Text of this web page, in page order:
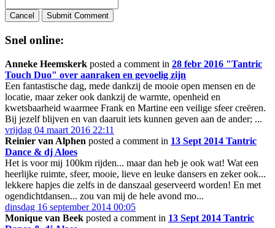
Cancel Submit Comment
Snel online:
Anneke Heemskerk posted a comment in 28 febr 2016 "Tantric
Touch Duo" over aanraken en gevoelig zijn
Een fantastische dag, mede dankzij de mooie open mensen en de
locatie, maar zeker ook dankzij de warmte, openheid en
kwetsbaarheid waarmee Frank en Martine een veilige sfeer creëren.
Bij jezelf blijven en van daaruit iets kunnen geven aan de ander; ...
vrijdag 04 maart 2016 22:11
Reinier van Alphen posted a comment in 13 Sept 2014 Tantric
Dance & dj Aloes
Het is voor mij 100km rijden... maar dan heb je ook wat! Wat een
heerlijke ruimte, sfeer, mooie, lieve en leuke dansers en zeker ook...
lekkere hapjes die zelfs in de danszaal geserveerd worden! En met
ogendichtdansen... zou van mij de hele avond mo...
dinsdag 16 september 2014 00:05
Monique van Beek posted a comment in 13 Sept 2014 Tantric